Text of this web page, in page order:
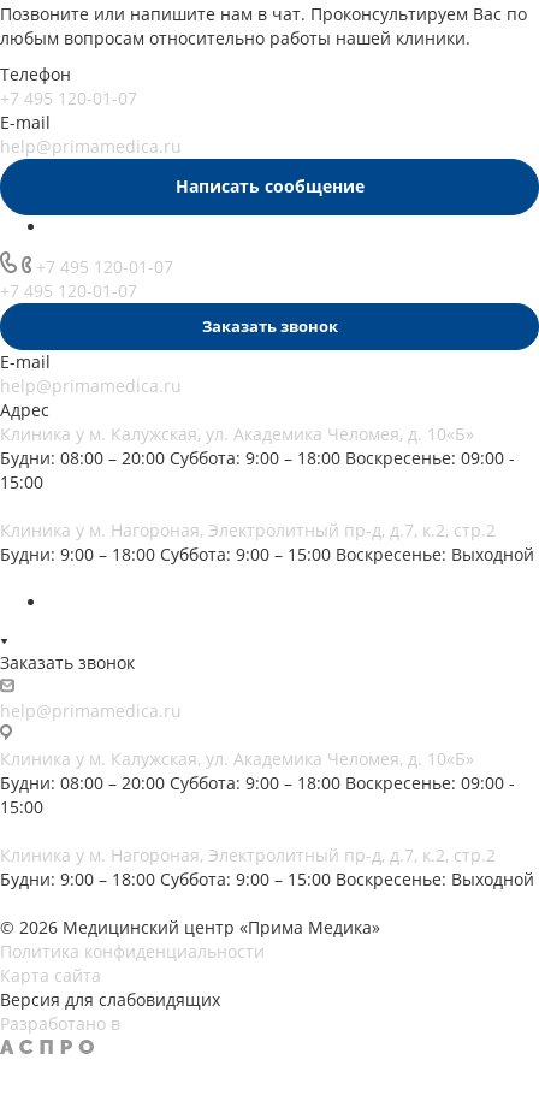
Позвоните или напишите нам в чат. Проконсультируем Вас по
любым вопросам относительно работы нашей клиники.
Телефон
+7 495 120-01-07
E-mail
help@primamedica.ru
Написать сообщение
+7 495 120-01-07
+7 495 120-01-07
Заказать звонок
E-mail
help@primamedica.ru
Адрес
Клиника у м. Калужская, ул. Академика Челомея, д. 10«Б»
Будни: 08:00 – 20:00 Суббота: 9:00 – 18:00 Воскресенье: 09:00 -
15:00
Клиника у м. Нагороная, Электролитный пр-д, д.7, к.2, стр.2
Будни: 9:00 – 18:00 Суббота: 9:00 – 15:00 Воскресенье: Выходной
Заказать звонок
help@primamedica.ru
Клиника у м. Калужская, ул. Академика Челомея, д. 10«Б»
Будни: 08:00 – 20:00 Суббота: 9:00 – 18:00 Воскресенье: 09:00 -
15:00
Клиника у м. Нагороная, Электролитный пр-д, д.7, к.2, стр.2
Будни: 9:00 – 18:00 Суббота: 9:00 – 15:00 Воскресенье: Выходной
© 2026 Медицинский центр «Прима Медика»
Политика конфиденциальности
Карта сайта
Версия для слабовидящих
Разработано в